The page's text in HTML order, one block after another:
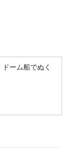
ーム船でぬく